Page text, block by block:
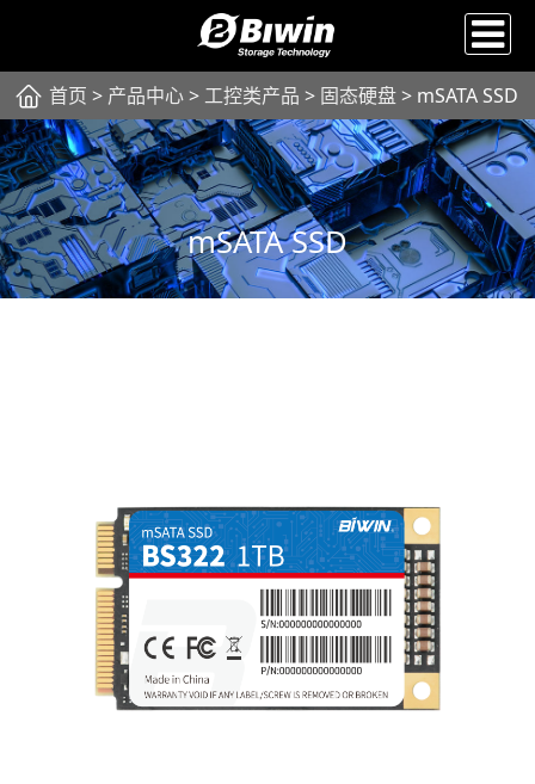
首页 > 产品中心> 工控类产品 > 固态硬盘> mSATA SSD
mSATA SSD